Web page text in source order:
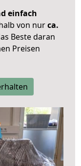
einfach
von nurca.
Beste daran
Preisen